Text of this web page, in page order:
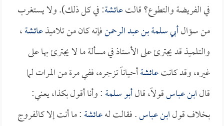
في الفريضة والتطوع؟ قالتعائشة: في كل ذلك). ولا يستغرب
من سؤالأبي سلمة بن عبد الرحمنفإنه كان من تلاميذعائشة،
والتلميذ قد يجترئ على الأستاذ في مسألة ما لا يجترئ بها على
غيره، وقد كانتعائشةأحياناً تزجره، ففي مرة من المرات لما
قالابن عباسقولاً، قالأبو سلمة: وأنا أقول بكذا، يعني:
بخلاف قولابن عباس. فقالت لهعائشة: ما أنت إلا كالفروج